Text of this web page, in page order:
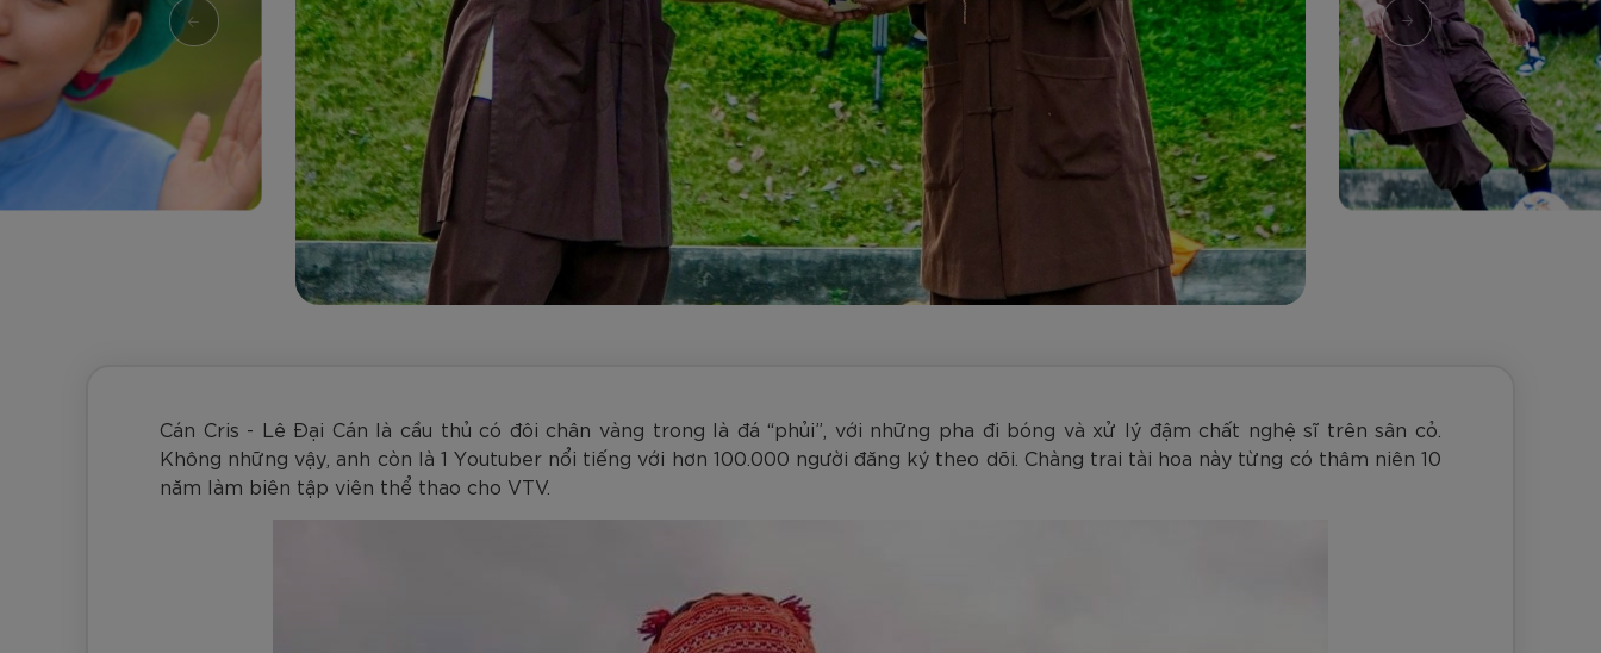
Giày trẻ em
Zocker Space
Zocker 1902
779.000VNĐ 779.000VNĐ VNĐ
Giày Pickleball
Bóng Pickleball
Khung lưới Pickleball
Quần áo Pickleball
Phụ kiện Pickleball
BST Pickleball Zocker Junior
Đen
2.890.000VNĐ
Tím
2.890.000VNĐ
Trắng2.890.000VNĐ
Carbon Xanh Cam
1.690.000VNĐ
Carbon Trắng Xanh
1.690.000VNĐ
Carbon Xanh Cam
VNĐ
ZK5-AS205
1.690.000VNĐ
Microfiber ZK5-206
1.290.000VNĐ VNĐ
569.000VNĐ 450.000VNĐ VNĐ
Cán Cris - Lê Đại Cán là cầu thủ có đôi chân vàng trong là đá “phủi”, với những pha đi bóng và xử lý đậm chất nghệ sĩ trên sân cỏ.
Không những vậy, anh còn là 1 Youtuber nổi tiếng với hơn 100.000 người đăng ký theo dõi. Chàng trai tài hoa này từng có thâm niên 10
năm làm biên tập viên thể thao cho VTV.